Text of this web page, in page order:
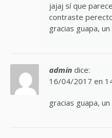
jajaj sí que
contraste
gracias guapa,
admin dice:
16/04/2017 en
gracias guapa,